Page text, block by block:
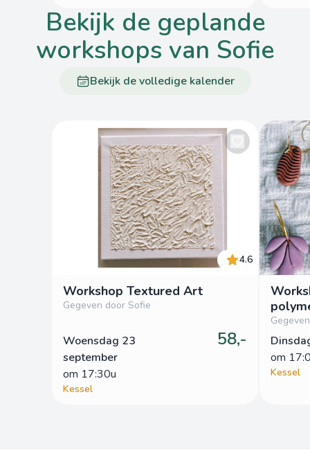
bekijk de geplande
workshops van Sofie
Bekijk de volledige kalender
4.6
Workshop Textured Art
Gegeven door Sofie
Woensdag 23
september
om 17:30u
58,-
Kessel
om
Kessel